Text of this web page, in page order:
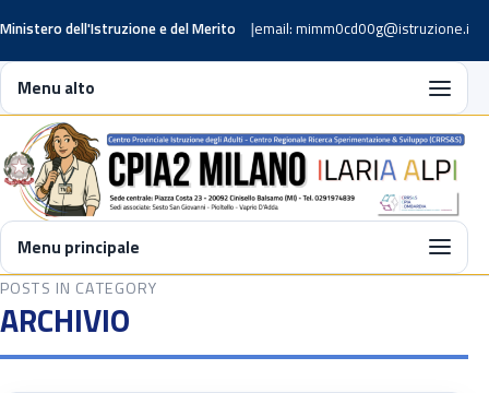
Ministero dell'Istruzione e del Merito email: mimm0cd00g@istruzione.it
Menu alto
Menu principale
POSTS IN CATEGORY
ARCHIVIO